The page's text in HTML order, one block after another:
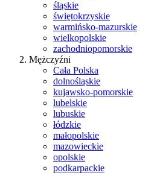
śląskie
świętokrzyskie
warmińsko-mazurskie
wielkopolskie
zachodniopomorskie
Mężczyźni
Cała Polska
dolnośląskie
kujawsko-pomorskie
lubelskie
lubuskie
łódzkie
małopolskie
mazowieckie
opolskie
podkarpackie